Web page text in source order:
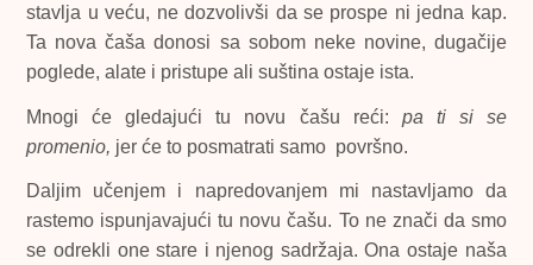
stavlja u veću, ne dozvolivši da se prospe ni jedna kap.
Ta nova čaša donosi sa sobom neke novine, dugačije
poglede, alate i pristupe ali suština ostaje ista.
Mnogi će gledajući tu novu čašu reći: pa ti si se
promenio, jer će to posmatrati samo površno.
Daljim učenjem i napredovanjem mi nastavljamo da
rastemo ispunjavajući tu novu čašu. To ne znači da smo
se odrekli one stare i njenog sadržaja. Ona ostaje naša